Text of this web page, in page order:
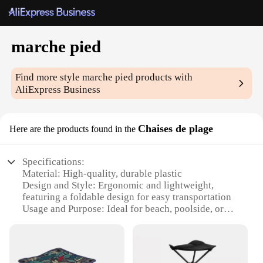
marche pied
Find more stylemarche pied products with
AliExpress Business
Here are the products found in the Chaises de plage
Specifications:
Material: High-quality, durable plastic
Design and Style: Ergonomic and lightweight,
featuring a foldable design for easy transportation
Usage and Purpose: Ideal for beach, poolside, or
Parts and Accessories: Comes with a set of four